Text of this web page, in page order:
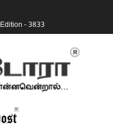
Edition - 3833